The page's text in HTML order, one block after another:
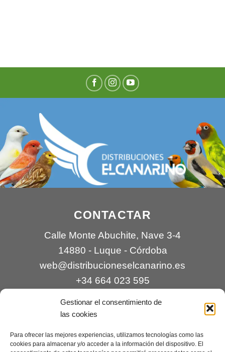
Gestionar el consentimiento de
las cookies
Para ofrecer las mejores experiencias, utilizamos tecnologías como las
cookies para almacenar y/o acceder a la información del dispositivo. El
CONTACTAR
Calle Monte Abuchite, Nave 3-4
14880 - Luque - Córdoba
web@distribucioneselcanarino.es
+34 664 023 595